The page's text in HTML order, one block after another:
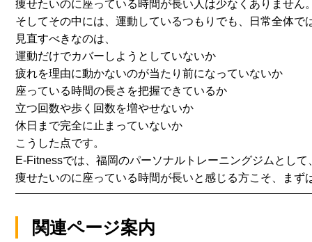
痩せたいのに座っている時間が長い人は少なくありません
そしてその中には、運動しているつもりでも、
日常全体で
見直すべきなのは、
運動だけでカバーしようとしていないか
疲れを理由に動かないのが当たり前になっていないか
座っている時間の長さを把握できているか
立つ回数や歩く回数を増やせないか
休日まで完全に止まっていないか
こうした点です。
E-Fitnessでは、福岡のパーソナルトレーニングジムとして
痩せたいのに座っている時間が長いと感じる方こそ、まず
関連ページ案内